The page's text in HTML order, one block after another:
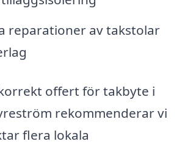
reparationer av takstolar
offert för takbyte i
rekommenderar vi
flera lokala